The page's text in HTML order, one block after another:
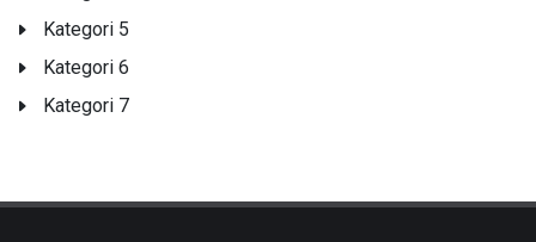
Kategori 5
Kategori 6
Kategori 7